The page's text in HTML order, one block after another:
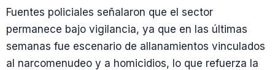
Fuentes policiales señalaron que el sector
permanece bajo vigilancia, ya que en las últimas
semanas fue escenario de allanamientos vinculados
al narcomenudeo y a homicidios, lo que refuerza la